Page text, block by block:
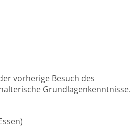
vorherige Besuch des
Grundlagenkenntnisse.